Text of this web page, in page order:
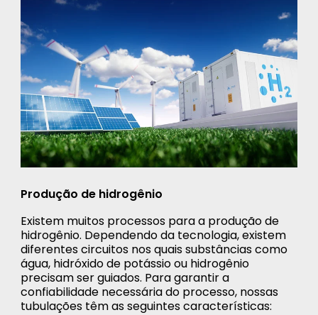
Produção de hidrogênio
Existem muitos processos para a produção de
hidrogênio. Dependendo da tecnologia, existem
diferentes circuitos nos quais substâncias como
água, hidróxido de potássio ou hidrogênio
precisam ser guiados. Para garantir a
confiabilidade necessária do processo, nossas
tubulações têm as seguintes características: